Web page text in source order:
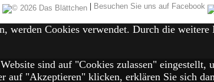
| Besuchen Sie uns auf Facebook
werden Cookies verwendet. Durch die
sind auf "Cookies zulassen"
auf "Akzeptieren" klicken, erklären Sie sich